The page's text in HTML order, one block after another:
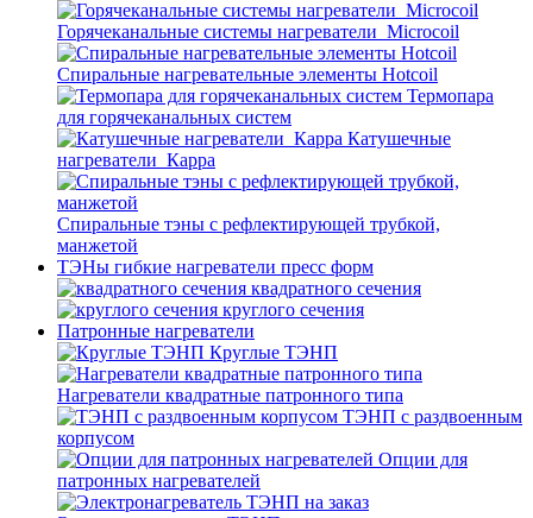
Горячеканальные системы нагреватели_Microcoil
Спиральные нагревательные элементы Hotcoil
Термопара
для горячеканальных систем
Катушечные
нагреватели_Карра
Спиральные тэны с рефлектирующей трубкой,
манжетой
ТЭНы гибкие нагреватели пресс форм
квадратного сечения
круглого сечения
Патронные нагреватели
Круглые ТЭНП
Нагреватели квадратные патронного типа
ТЭНП с раздвоенным
корпусом
Опции для
патронных нагревателей